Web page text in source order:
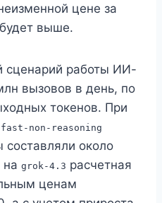
цене за
выше.
сценарий работы ИИ-
вызовов в день, по
токенов. При
non-reasoning
около
на grok-4.3 расчетная
ценам